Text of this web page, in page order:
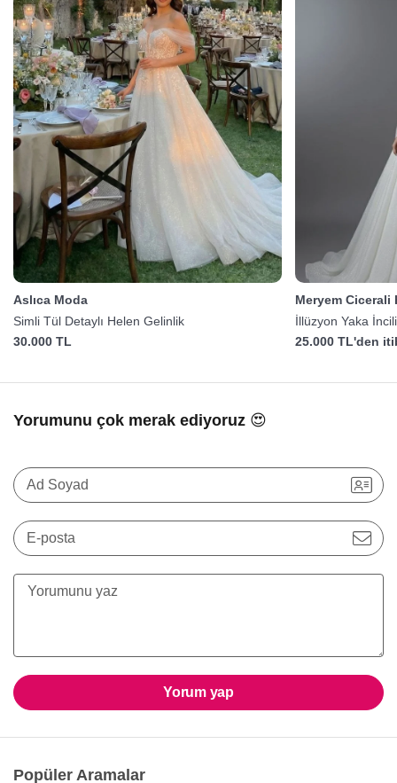
Aslıca Moda
Simli Tül Detaylı Helen Gelinlik
30.000 TL
Meryem Cicerali
İllüzyon Yaka
25.000 TL'den
Yorumunu çok merak ediyoruz 😍
Ad Soyad
E-posta
Yorum yap
Popüler Aramalar